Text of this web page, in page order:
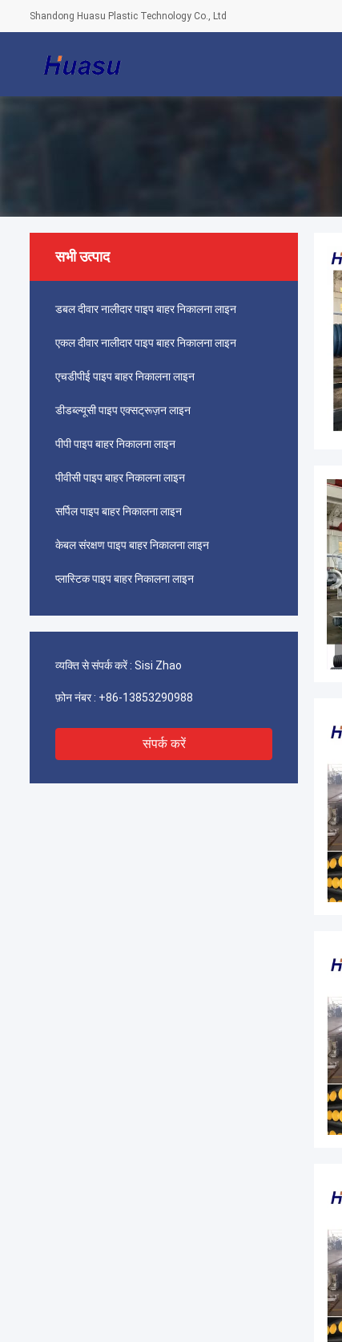
Shandong Huasu Plastic Technology Co., Ltd
सभी उत्पाद
डबल दीवार नालीदार पाइप बाहर निकालना लाइन
एकल दीवार नालीदार पाइप बाहर निकालना लाइन
एचडीपीई पाइप बाहर निकालना लाइन
डीडब्ल्यूसी पाइप एक्सट्रूज़न लाइन
पीपी पाइप बाहर निकालना लाइन
पीवीसी पाइप बाहर निकालना लाइन
सर्पिल पाइप बाहर निकालना लाइन
केबल संरक्षण पाइप बाहर निकालना लाइन
प्लास्टिक पाइप बाहर निकालना लाइन
व्यक्ति से संपर्क करें : Sisi Zhao
फ़ोन नंबर : +86-13853290988
संपर्क करें